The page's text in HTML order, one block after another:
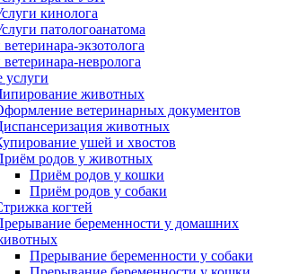
кинолога
патологоанатома
экзотолога
невролога
услуги
животных
ветеринарных документов
животных
ушей и хвостов
родов у животных
Приём родов у кошки
Приём родов у собаки
когтей
беременности у домашних
Прерывание беременности у собаки